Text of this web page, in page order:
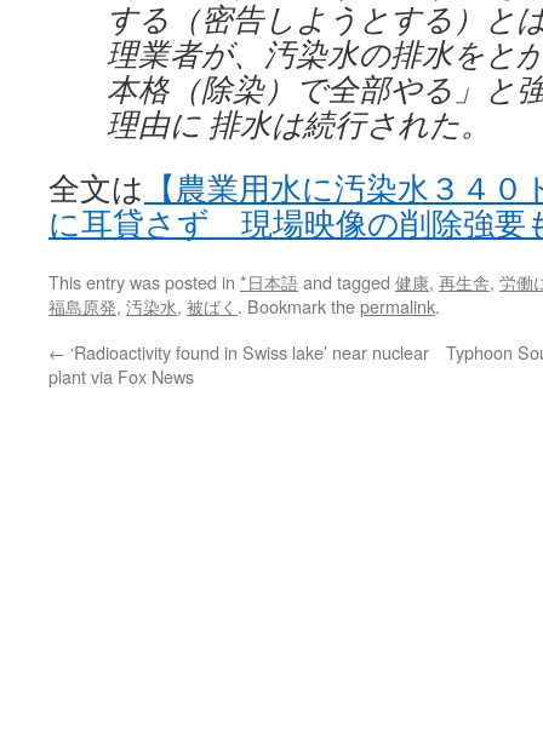
する（密告しようとする）と
理業者が、汚染水の排水をと
本格（除染）で全部やる」と
理由に 排水は続行された。
全文は 【農業用水に汚染水３４
に耳貸さず 現場映像の削除強要
This entry was posted in *日本語and tagged 健康, 再生舎, 労働
福島原発, 汚染水, 被ばく . Bookmark thepermalink.
← ‘Radioactivity found in Swiss lake’ near nuclear
plant via Fox News
Typhoon